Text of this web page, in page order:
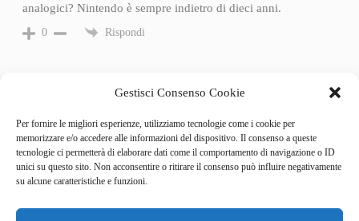
Gestisci Consenso Cookie
Per fornire le migliori esperienze, utilizziamo tecnologie come i cookie per
memorizzare e/o accedere alle informazioni del dispositivo. Il consenso a queste
tecnologie ci permetterà di elaborare dati come il comportamento di navigazione o ID
unici su questo sito. Non acconsentire o ritirare il consenso può influire negativamente
su alcune caratteristiche e funzioni.
analogici? Nintendo è sempre indietro di dieci anni.
0 Rispondi